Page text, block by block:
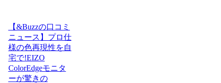
【&Buzzの口コミ
ニュース】プロ仕
様の色再現性を自
宅で!EIZO
ColorEdgeモニタ
ーが驚きの